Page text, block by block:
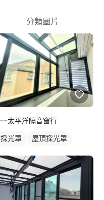
分類圖片
太平洋隔音窗行
採光罩
屋頂採光罩